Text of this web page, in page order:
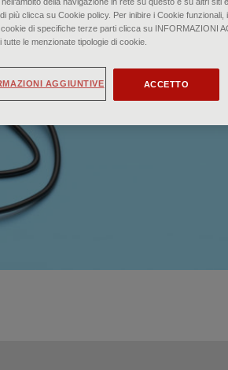
più clicca su Cookie policy. Per inibire i Cookie funzionali,
di specifiche terze parti clicca su INFORMAZIONI
le menzionate tipologie di cookie.
ACCETTO
AGGIUNTIVE